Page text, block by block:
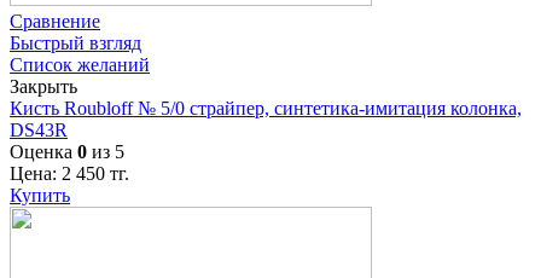
Сравнение
Быстрый взгляд
Список желаний
Закрыть
Кисть Roubloff № 5/0 страйпер, синтетика-имитация колонка,
DS43R
Оценка 0 из 5
Цена: 2 450 тг.
Купить